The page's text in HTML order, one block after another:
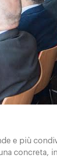
e più